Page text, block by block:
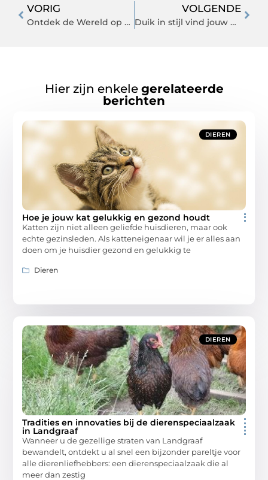
VORIG
Ontdek de Wereld op Drie Wielen Een Nieuwe Kijk op Fietsen
VOLGENDE
Duik in stijl vind jouw perfecte duikkleding
Hier zijn enkele gerelateerde
berichten
DIEREN
Hoe je jouw kat gelukkig en gezond houdt
Katten zijn niet alleen geliefde huisdieren, maar ook
echte gezinsleden. Als katteneigenaar wil je er alles aan
doen om je huisdier gezond en gelukkig te
Dieren
DIEREN
Tradities en innovaties bij de dierenspeciaalzaak
in Landgraaf
Wanneer u de gezellige straten van Landgraaf
bewandelt, ontdekt u al snel een bijzonder pareltje voor
alle dierenliefhebbers: een dierenspeciaalzaak die al
meer dan zestig